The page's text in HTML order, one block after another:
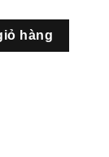
Relay
hàng